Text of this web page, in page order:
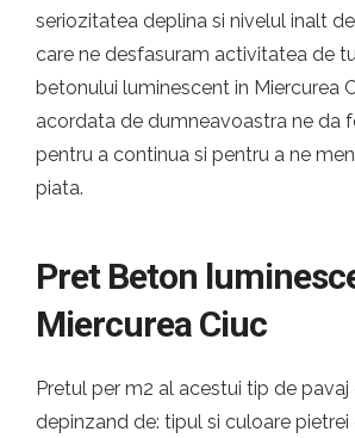
seriozitatea deplina si nivelul inalt
care ne desfasuram activitatea de
betonului luminescent in Miercurea
acordata de dumneavoastra ne da
pentru a continua si pentru a ne
piata.
Pret Beton
Miercurea Ciuc
Pretul per m2 al acestui tip de pavaj
depinzand de: tipul si culoare pietrei